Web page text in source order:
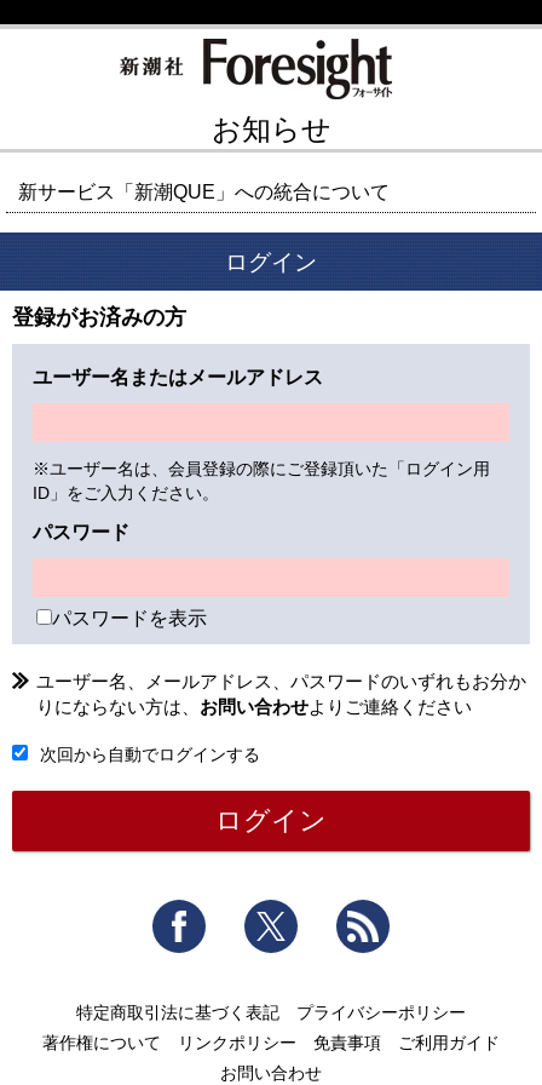
お知らせ
新サービス「新潮QUE」への統合について
ログイン
登録がお済みの方
ユーザー名またはメールアドレス
※ユーザー名は、会員登録の際にご登録頂いた「ログイン用
ID」をご入力ください。
パスワード
パスワードを表示
ユーザー名、メールアドレス、パスワードのいずれもお分か
りにならない方は、 お問い合わせよりご連絡ください
次回から自動でログインする
Facebook Twitter
特定商取引法に基づく表記
プライバシーポリシー
著作権について
リンクポリシー 免責事項
ご利用ガイド
お問い合わせ